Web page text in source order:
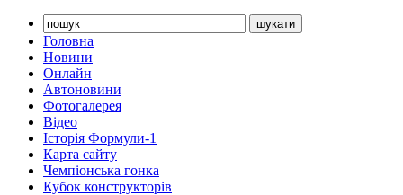
Головна
Новини
Онлайн
Автоновини
Фотогалерея
Відео
Історія Формули-1
Карта сайту
Чемпіонська гонка
Кубок конструкторів